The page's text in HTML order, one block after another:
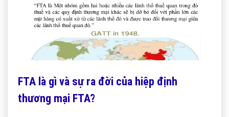
FTA là gì và sự ra đời của hiệp định
thương mại FTA?